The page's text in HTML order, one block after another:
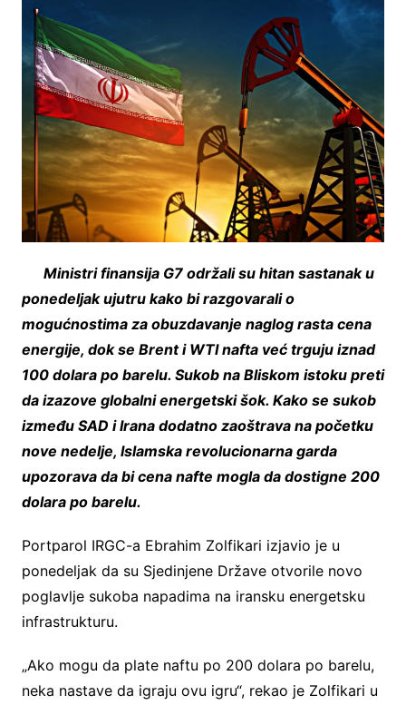
Ministri finansija G7 održali su hitan sastanak u
ponedeljak ujutru kako bi razgovarali o
mogućnostima za obuzdavanje naglog rasta cena
energije, dok se Brent i WTI nafta već trguju iznad
100 dolara po barelu. Sukob na Bliskom istoku preti
da izazove globalni energetski šok. Kako se sukob
između SAD i Irana dodatno zaoštrava na početku
nove nedelje, Islamska revolucionarna garda
upozorava da bi cena nafte mogla da dostigne 200
dolara po barelu.
Portparol IRGC-a Ebrahim Zolfikari izjavio je u
ponedeljak da su Sjedinjene Države otvorile novo
poglavlje sukoba napadima na iransku energetsku
infrastrukturu.
„Ako mogu da plate naftu po 200 dolara po barelu,
neka nastave da igraju ovu igru“, rekao je Zolfikari u